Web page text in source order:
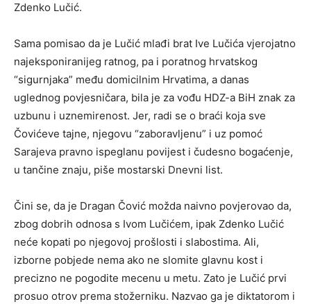
Zdenko Lučić.
Sama pomisao da je Lučić mlađi brat Ive Lučića vjerojatno
najeksponiranijeg ratnog, pa i poratnog hrvatskog
“sigurnjaka” među domicilnim Hrvatima, a danas
uglednog povjesničara, bila je za vođu HDZ-a BiH znak za
uzbunu i uznemirenost. Jer, radi se o braći koja sve
Čovićeve tajne, njegovu “zaboravljenu” i uz pomoć
Sarajeva pravno ispeglanu povijest i čudesno bogaćenje,
u tančine znaju, piše mostarski Dnevni list.
Čini se, da je Dragan Čović možda naivno povjerovao da,
zbog dobrih odnosa s Ivom Lučićem, ipak Zdenko Lučić
neće kopati po njegovoj prošlosti i slabostima. Ali,
izborne pobjede nema ako ne slomite glavnu kost i
precizno ne pogodite mecenu u metu. Zato je Lučić prvi
prosuo otrov prema stožerniku. Nazvao ga je diktatorom i